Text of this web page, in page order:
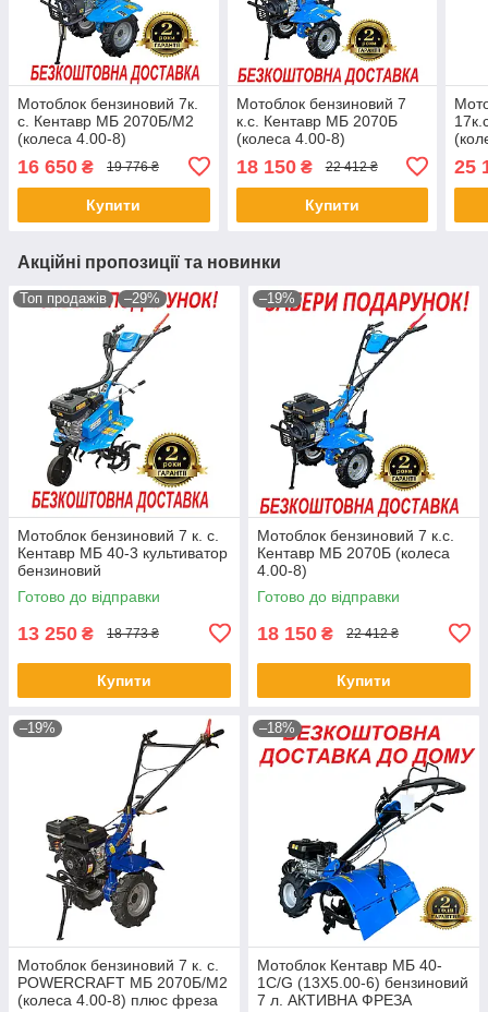
Мотоблок бензиновий 7к.
с. Кентавр МБ 2070Б/М2
(колеса 4.00-8)
культиватор бензиновий
16 650 ₴ 19 776 ₴
Купити
Мотоблок бензиновий 7
к.с. Кентавр МБ 2070Б
(колеса 4.00-8)
18 150₴ 22 412 ₴
Купити
25
Акційні пропозиції та новинки
Топ продажів –29%
Мотоблок бензиновий 7 к. с.
Кентавр МБ 40-3 культиватор
бензиновий
Готово до відправки
13 250 ₴ 18 773 ₴
Купити
–19%
Мотоблок бензиновий 7 к.с.
Кентавр МБ 2070Б (колеса
4.00-8)
Готово до відправки
18 150 ₴ 22 412 ₴
Купити
–19%
Мотоблок бензиновий 7 к. с.
POWERCRAFT МБ 2070Б/М2
(колеса 4.00-8) плюс фреза
–18%
Мотоблок Кентавр МБ 40-
1С/G (13Х5.00-6) бензиновий
7 л. АКТИВНА ФРЕЗА